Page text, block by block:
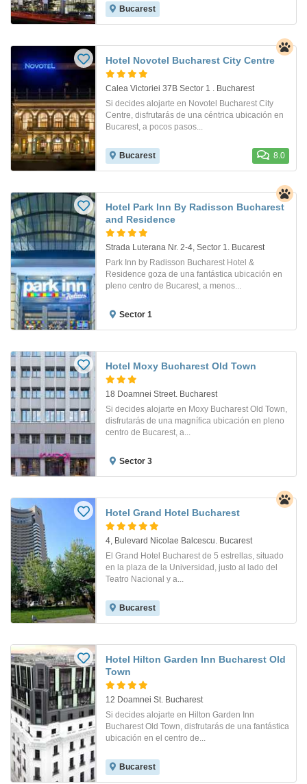
Bucarest
Hotel Novotel Bucharest City Centre
Calea Victoriei 37B Sector 1 . Bucharest
Si decides alojarte en Novotel Bucharest City
Centre, disfrutarás de una céntrica ubicación en
Bucarest, a pocos pasos...
Bucarest 8.0
Hotel Park Inn By Radisson Bucharest
and Residence
Strada Luterana Nr. 2-4, Sector 1. Bucarest
Park Inn by Radisson Bucharest Hotel &
Residence goza de una fantástica ubicación en
pleno centro de Bucarest, a menos...
Sector 1
Hotel Moxy Bucharest Old Town
18 Doamnei Street. Bucharest
Si decides alojarte en Moxy Bucharest Old Town,
disfrutarás de una magnífica ubicación en pleno
centro de Bucarest, a...
Sector 3
Hotel Grand Hotel Bucharest
4, Bulevard Nicolae Balcescu. Bucarest
El Grand Hotel Bucharest de 5 estrellas, situado
en la plaza de la Universidad, justo al lado del
Teatro Nacional y a...
Bucarest
Hotel Hilton Garden Inn Bucharest Old
Town
12 Doamnei St. Bucharest
Si decides alojarte en Hilton Garden Inn
Bucharest Old Town, disfrutarás de una fantástica
ubicación en el centro de...
Bucarest